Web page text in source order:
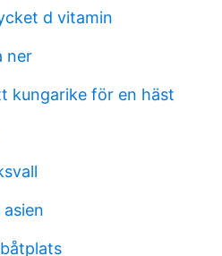
d vitamin
ner
kungarike för en häst